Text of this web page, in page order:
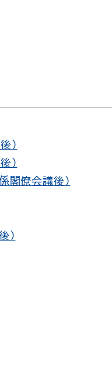
）
）
僚会議後）
）